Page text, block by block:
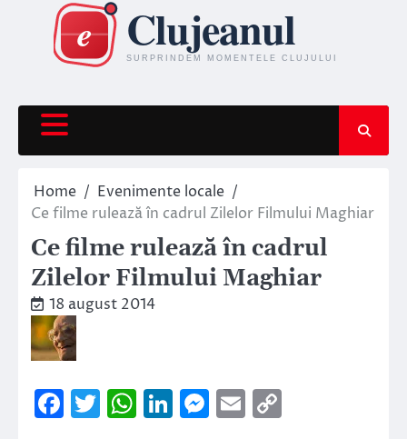
content
Home
Evenimente locale
Ce filme rulează în cadrul Zilelor Filmului Maghiar
Ce filme rulează în cadrul
Zilelor Filmului Maghiar
18 august 2014
Facebook
Twitter
WhatsApp
LinkedIn
Messenger
Email